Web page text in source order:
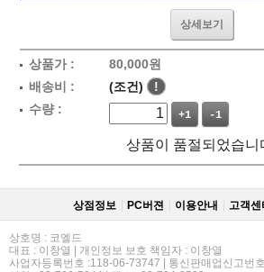
상세보기
상품가 : 80,000원
배송비 :
(조건)
!
수량 :
+1 -1
상품이 품절되었습니
상점정보 PC버젼 이용안내 고객센
상호명 : 코엘드
대표 : 이창열 | 개인정보 보호 책임자 : 이창열
사업자등록번호 :118-06-73747 | 통신판매업신고번